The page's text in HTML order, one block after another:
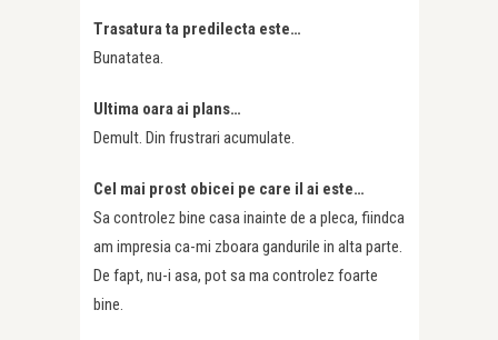
Trasatura ta predilecta este…
Bunatatea.
Ultima oara ai plans…
Demult. Din frustrari acumulate.
Cel mai prost obicei pe care il ai este…
Sa controlez bine casa inainte de a pleca, fiindca
am impresia ca-mi zboara gandurile in alta parte.
De fapt, nu-i asa, pot sa ma controlez foarte
bine.